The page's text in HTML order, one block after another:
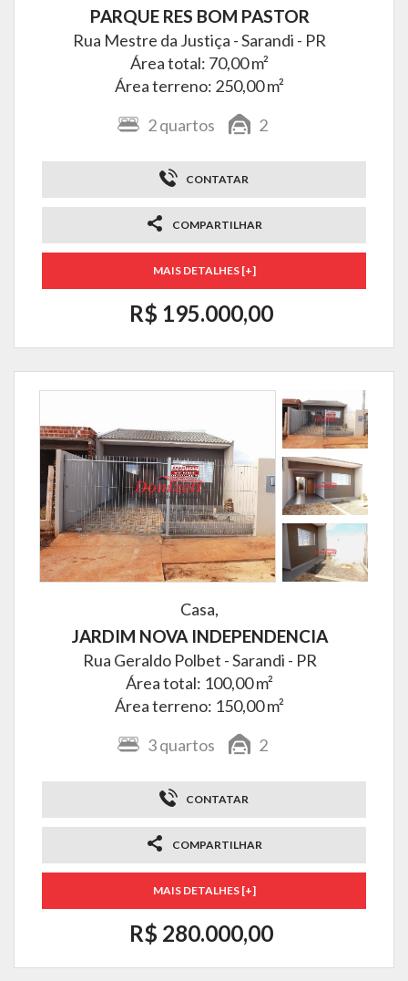
PARQUE RES BOM PASTOR
Rua Mestre da Justiça -Sarandi - PR
Área total: 70,00 m²
Área terreno: 250,00 m²
2quartos 2
CONTATAR
COMPARTILHAR
MAIS DETALHES [+]
R$ 195.000,00
Casa,
JARDIM NOVA INDEPENDENCIA
Rua Geraldo Polbet -Sarandi - PR
Área total: 100,00 m²
Área terreno: 150,00 m²
3quartos 2
CONTATAR
COMPARTILHAR
MAIS DETALHES [+]
R$ 280.000,00